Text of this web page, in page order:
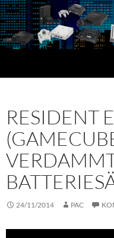
Zum
Inhalt
springen
RESIDENT
24/11/2014 PAC